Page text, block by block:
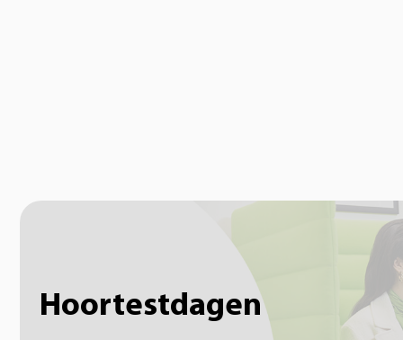
Hoortestdagen